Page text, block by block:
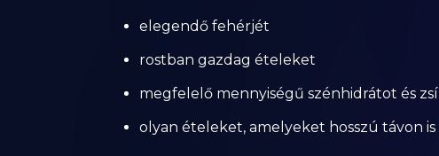
elegendő fehérjét
rostban gazdag ételeket
megfelelő mennyiségű szénhidrátot és
olyan ételeket, amelyeket hosszú távon is